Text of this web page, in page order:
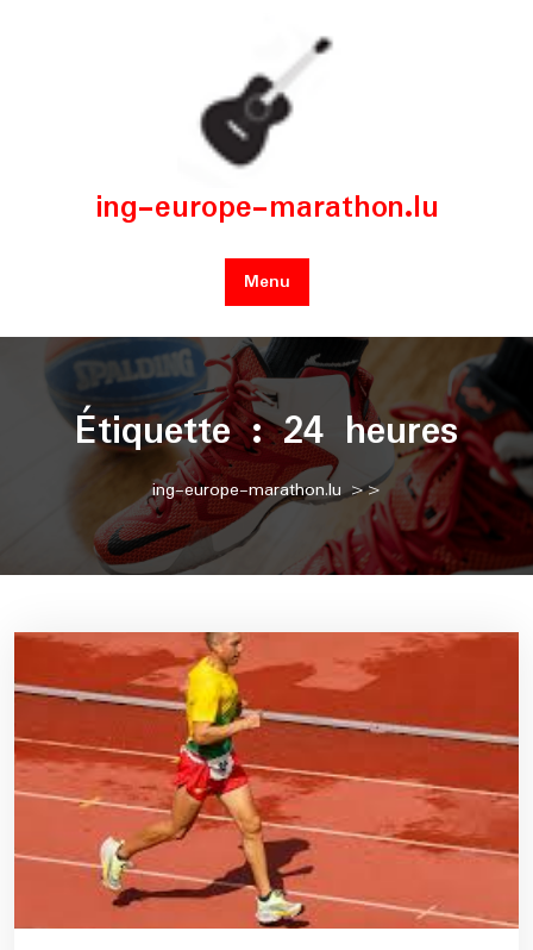
ing-europe-marathon.lu
Menu
Étiquette :24 heures
ing-europe-marathon.lu>>